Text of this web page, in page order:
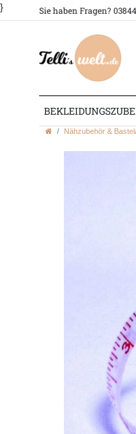
} Sie haben Fragen?
Nähzubehör &